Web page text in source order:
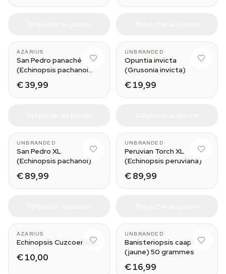
AZARIUS
San Pedro panaché
(Echinopsis pachanoi
€ 39,99
UNBRANDED
Opuntia invicta
(Grusonia invicta)
€ 19,99
UNBRANDED
San Pedro XL
(Echinopsis pachanoi)
€ 89,99
UNBRANDED
Peruvian Torch XL
(Echinopsis peruviana)
€ 89,99
AZARIUS
Echinopsis Cuzcoensis
€ 10,00
UNBRANDED
Banisteriopsis caapi
(jaune) 50 grammes
€ 16,99